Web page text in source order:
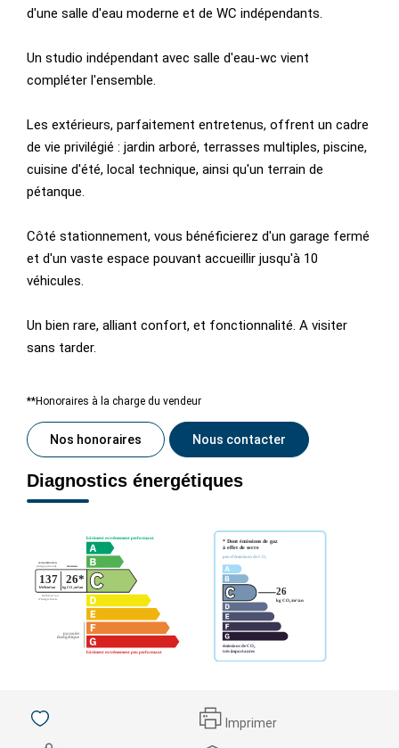
d'une salle d'eau moderne et de WC indépendants.
Un studio indépendant avec salle d'eau-wc vient
compléter l'ensemble.
Les extérieurs, parfaitement entretenus, offrent un cadre
de vie privilégié : jardin arboré, terrasses multiples, piscine,
cuisine d'été, local technique, ainsi qu'un terrain de
pétanque.
Côté stationnement, vous bénéficierez d'un garage fermé
et d'un vaste espace pouvant accueillir jusqu'à 10
véhicules.
Un bien rare, alliant confort, et fonctionnalité. A visiter
sans tarder.
**Honoraires à la charge du vendeur
Nos honoraires Nous contacter
Diagnostics énergétiques
Imprimer